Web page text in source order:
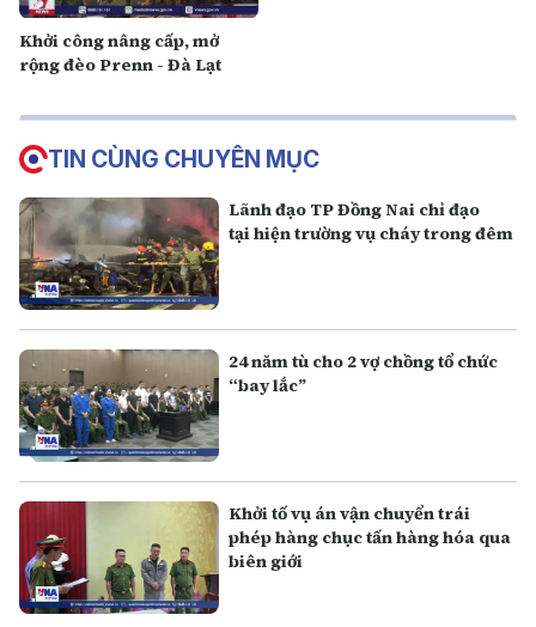
Khởi công nâng cấp, mở
rộng đèo Prenn - Đà Lạt
TIN CÙNG CHUYÊN MỤC
Lãnh đạo TP Đồng Nai chỉ đạo
tại hiện trường vụ cháy trong đêm
24 năm tù cho 2 vợ chồng tổ chức
“bay lắc”
Khởi tố vụ án vận chuyển trái
phép hàng chục tấn hàng hóa qua
biên giới